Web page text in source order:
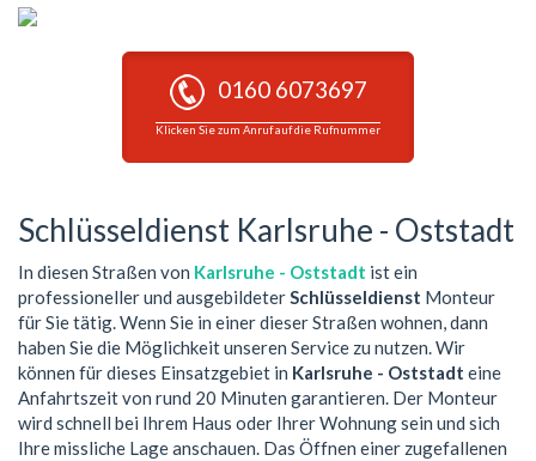
0160 6073697
Klicken Sie zum Anruf auf die Rufnummer
Schlüsseldienst Karlsruhe - Oststadt
In diesen Straßen von Karlsruhe - Oststadt ist ein
professioneller und ausgebildeterSchlüsseldienst Monteur
für Sie tätig. Wenn Sie in einer dieser Straßen wohnen, dann
haben Sie die Möglichkeit unseren Service zu nutzen. Wir
können für dieses Einsatzgebiet in Karlsruhe - Oststadt eine
Anfahrtszeit von rund 20 Minuten garantieren. Der Monteur
wird schnell bei Ihrem Haus oder Ihrer Wohnung sein und sich
Ihre missliche Lage anschauen. Das Öffnen einer zugefallenen